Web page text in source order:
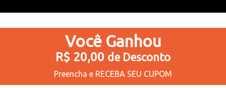
Você Ganhou
R$ 20,00 de Desconto
Preencha e RECEBA SEU CUPOM